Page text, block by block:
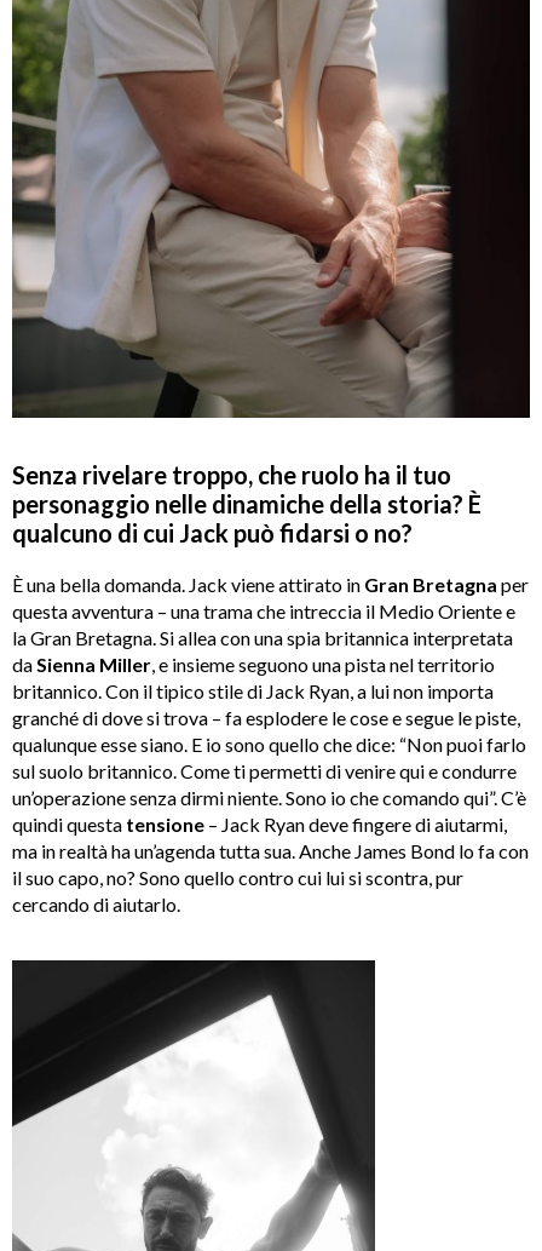
Senza rivelare troppo, che ruolo ha il tuo
personaggio nelle dinamiche della storia? È
qualcuno di cui Jack può fidarsi o no?
È una bella domanda. Jack viene attirato in Gran Bretagna per
questa avventura – una trama che intreccia il Medio Oriente e
la Gran Bretagna. Si allea con una spia britannica interpretata
daSienna Miller, e insieme seguono una pista nel territorio
britannico. Con il tipico stile di Jack Ryan, a lui non importa
granché di dove si trova – fa esplodere le cose e segue le piste,
qualunque esse siano. E io sono quello che dice: “Non puoi farlo
sul suolo britannico. Come ti permetti di venire qui e condurre
un’operazione senza dirmi niente. Sono io che comando qui”. C’è
quindi questa tensione – Jack Ryan deve fingere di aiutarmi,
ma in realtà ha un’agenda tutta sua. Anche James Bond lo fa con
il suo capo, no? Sono quello contro cui lui si scontra, pur
cercando di aiutarlo.